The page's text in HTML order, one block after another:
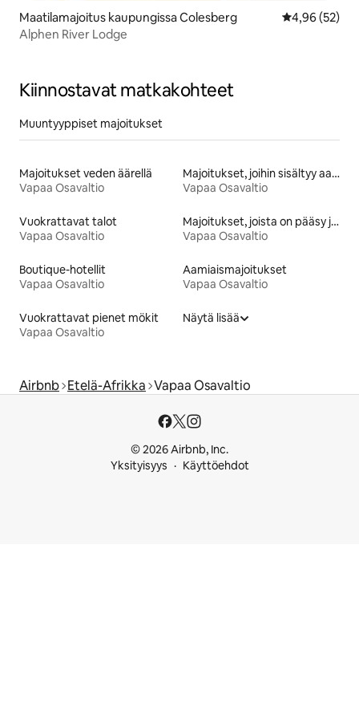
Maatilamajoitus kaupungissa Colesberg
4,96 (52)
Alphen River Lodge
Kiinnostavat matkakohteet
Muuntyyppiset majoitukset
Majoitukset veden äärellä
Vapaa Osavaltio
Majoitukset, joihin sisältyy aamiainen
Vapaa Osavaltio
Vuokrattavat talot
Vapaa Osavaltio
Majoitukset, joista on pääsy järvelle
Vapaa Osavaltio
Boutique-hotellit
Vapaa Osavaltio
Aamiaismajoitukset
Vapaa Osavaltio
Vuokrattavat pienet mökit
Vapaa Osavaltio
Näytä lisää
Airbnb Etelä-Afrikka Vapaa Osavaltio
© 2026 Airbnb, Inc.
Yksityisyys
Käyttöehdot